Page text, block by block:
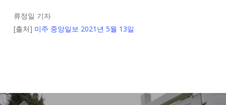
류정일 기자
[출처] 미주 중앙일보 2021년 5월 13일